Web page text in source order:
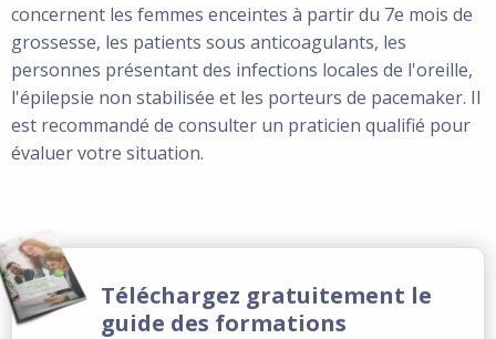
concernent les femmes enceintes à partir du 7e mois de
grossesse, les patients sous anticoagulants, les
personnes présentant des infections locales de l'oreille,
l'épilepsie non stabilisée et les porteurs de pacemaker. Il
est recommandé de consulter un praticien qualifié pour
évaluer votre situation.
Téléchargez gratuitement le
guide des formations